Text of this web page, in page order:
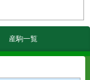
産駒一覧